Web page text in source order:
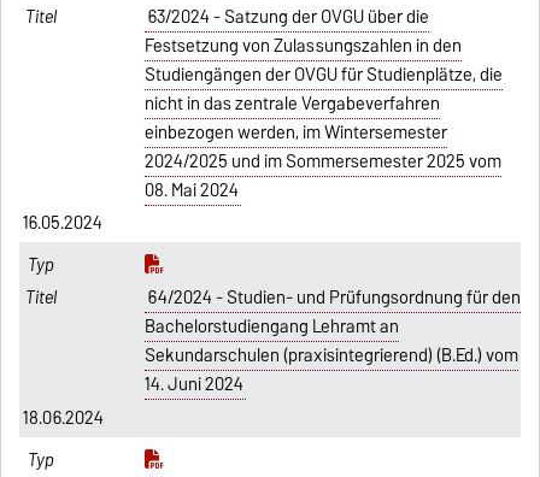
63/2024 - Satzung der OVGU über die
Festsetzung von Zulassungszahlen in den
Studiengängen der OVGU für Studienplätze, die
nicht in das zentrale Vergabeverfahren
einbezogen werden, im Wintersemester
2024/2025 und im Sommersemester 2025 vom
08. Mai 2024
16.05.2024
64/2024 - Studien- und Prüfungsordnung für den
Bachelorstudiengang Lehramt an
Sekundarschulen (praxisintegrierend) (B.Ed.) vom
14. Juni 2024
18.06.2024